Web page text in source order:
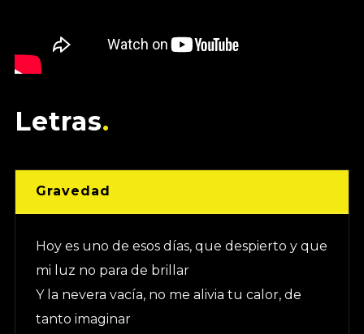
Letras
Gravedad
Hoy es uno de esos días, que despierto y que
mi luz no para de brillar
Y la nevera vacía, no me alivia tu calor, de
tanto imaginar